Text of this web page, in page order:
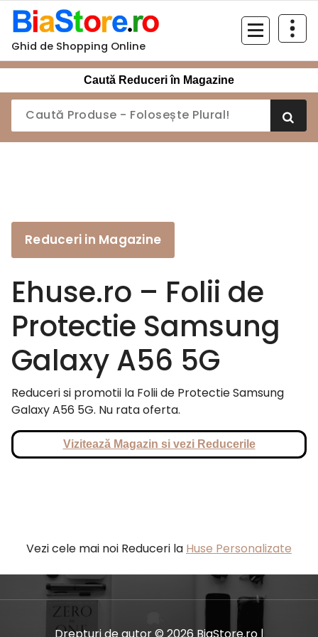
Sari
conținut
Ghid de Shopping Online
Caută Reduceri în Magazine
Reduceri in Magazine
Ehuse.ro – Folii de
Protectie Samsung
Galaxy A56 5G
Reduceri si promotii la Folii de Protectie Samsung
Galaxy A56 5G. Nu rata oferta.
Vizitează Magazin si vezi Reducerile
Vezi cele mai noi Reduceri la Huse Personalizate